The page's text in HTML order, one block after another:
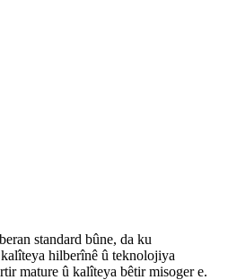
standard bûne, da ku
hilberînê û teknolojiya
mature û kalîteya bêtir misoger e.